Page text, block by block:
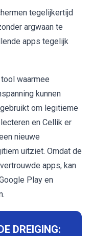
tegelijkertijd
argwaan te
apps tegelijk
waarmee
kunnen
om legitieme
en Cellik er
nieuwe
uitziet. Omdat de
apps, kan
Play en
DREIGING: